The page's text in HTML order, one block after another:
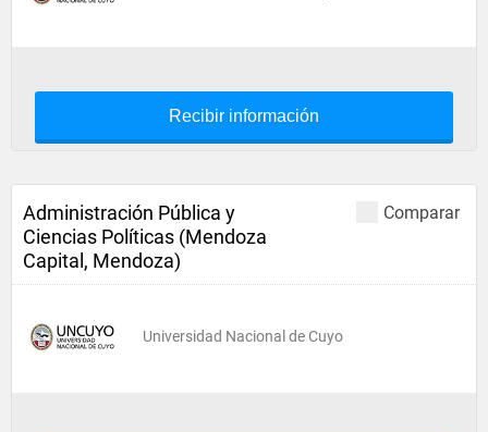
Recibir información
Comparar
Administración Pública y
Ciencias Políticas (Mendoza
Capital, Mendoza)
Universidad Nacional de Cuyo